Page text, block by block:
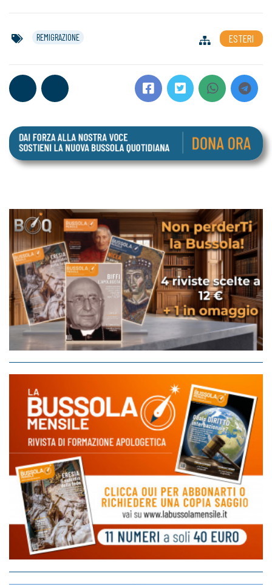
REMIGRAZIONE ESTERI